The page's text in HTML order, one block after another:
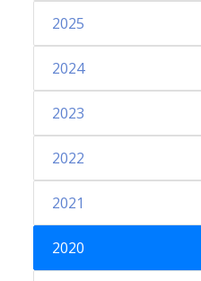
2025
2024
2023
2022
2021
2020